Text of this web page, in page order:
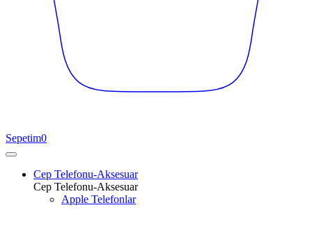
Sepetim0
Cep Telefonu-Aksesuar
Cep Telefonu-Aksesuar
Apple Telefonlar